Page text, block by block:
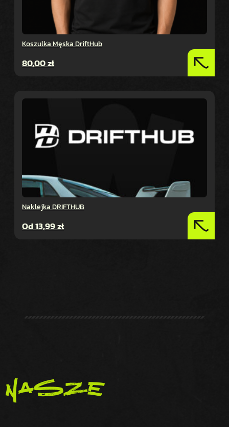
Koszulka Męska DriftHub
80,00zł
Naklejka DRIFTHUB
Od13,99zł
nasze